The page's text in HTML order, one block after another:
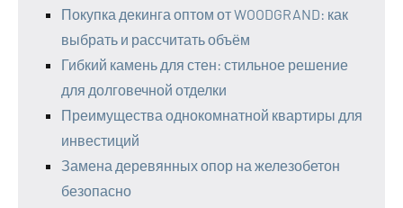
Покупка декинга оптом от WOODGRAND: как
выбрать и рассчитать объём
Гибкий камень для стен: стильное решение
для долговечной отделки
Преимущества однокомнатной квартиры для
инвестиций
Замена деревянных опор на железобетон
безопасно